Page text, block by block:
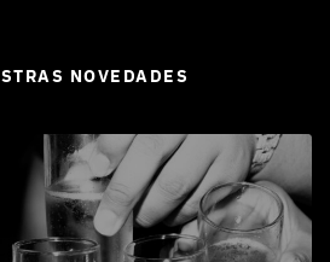
NOVEDADES